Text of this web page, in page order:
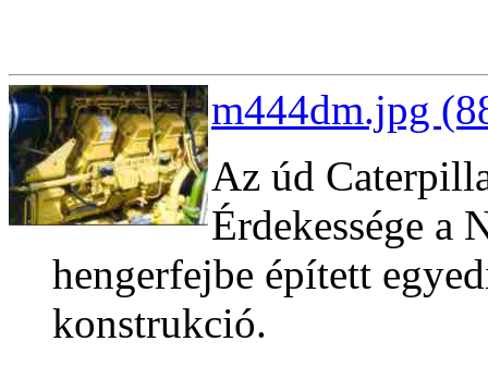
m444dm.jpg
Az úd
Érdekessége a
hengerfejbe épített
konstrukció.